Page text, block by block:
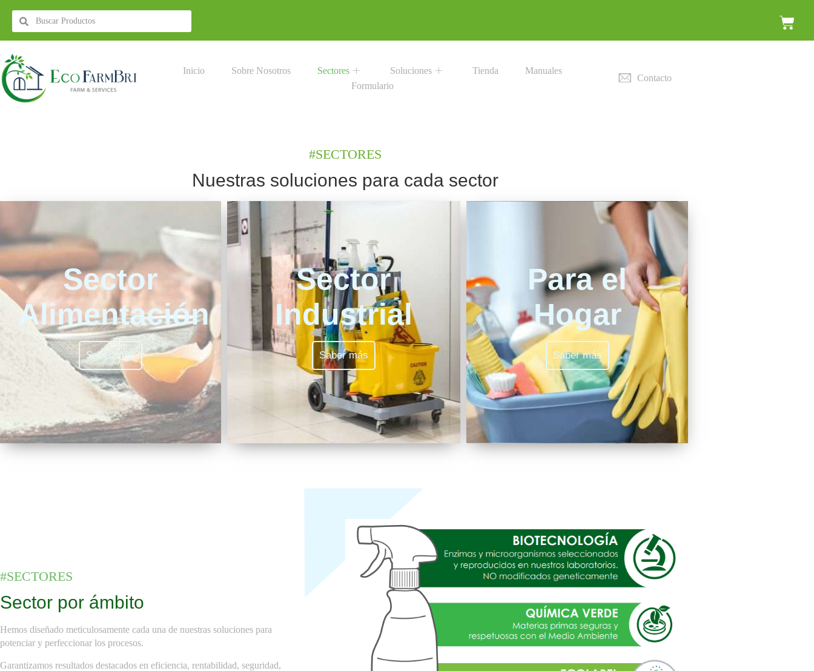
Inicio Sobre Nosotros Sectores Soluciones Tienda
Manuales
Formulario
Contacto
#SECTORES
Nuestras soluciones para cada sector
Sector
Alimentación
Saber más
Sector
Industrial
Saber más
Para el
Hogar
Saber más
#SECTORES
Sector por ámbito
Hemos diseñado meticulosamente cada una de nuestras soluciones para
potenciar y perfeccionar los procesos.
Garantizamos resultados destacados en eficiencia, rentabilidad, seguridad,